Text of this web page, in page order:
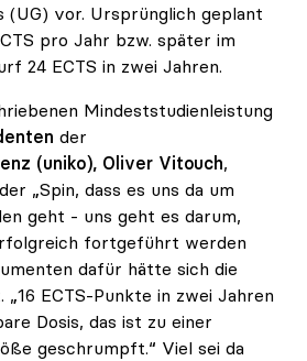
(UG) vor. Ursprünglich geplant
pro Jahr bzw. später im
24 ECTS in zwei Jahren.
Mindeststudienleistung
der
(uniko), Oliver Vitouch,
„Spin, dass es uns da um
geht - uns geht es darum,
fortgeführt werden
dafür hätte sich die
ECTS-Punkte in zwei Jahren
Dosis, das ist zu einer
geschrumpft.“ Viel sei da